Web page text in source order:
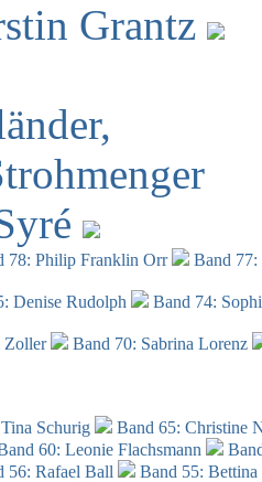
Grantz
78: Philip Franklin Orr
Band
Denise Rudolph
Band 74:
Zoller
Band 70: Sabrina Lorenz
Schurig
Band 65: Christine
60: Leonie Flachsmann
56: Rafael Ball
Band 55: